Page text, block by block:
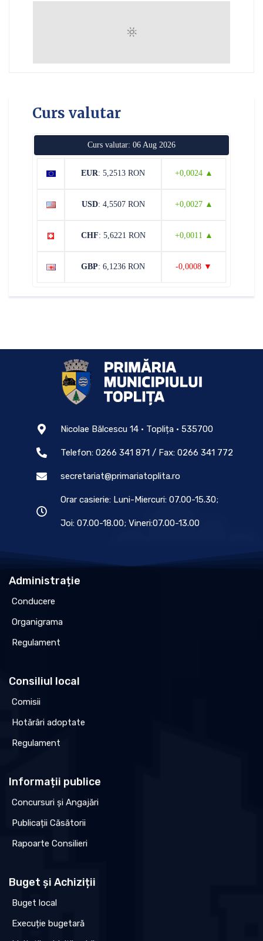
Curs valutar
Curs valutar: 06 Aug 2026
EUR: 5,2513 RON +0,0024 ▲
USD: 4,5507 RON +0,0027 ▲
CHF: 5,6221 RON +0,0011 ▲
GBP: 6,1236 RON -0,0008 ▼
Nicolae Bălcescu 14 • Toplița • 535700
Telefon: 0266 341 871 / Fax: 0266 341 772
secretariat@primariatoplita.ro
Orar casierie: Luni-Miercuri: 07.00-15.30;
Joi: 07.00-18.00; Vineri:07.00-13.00
Administrație
Conducere
Organigrama
Regulament
Consiliul local
Comisii
Hotărâri adoptate
Regulament
Informații publice
Concursuri și Angajări
Publicații Căsătorii
Rapoarte Consilieri
Buget și Achiziții
Buget local
Execuție bugetară